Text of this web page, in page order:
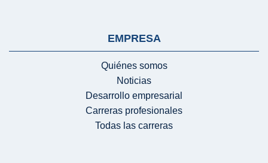
EMPRESA
Quiénes somos
Noticias
Desarrollo empresarial
Carreras profesionales
Todas las carreras